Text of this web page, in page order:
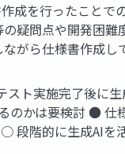
成を行ったこと
疑問点や開発困難
がら仕様書作成
スト実施完了後に
のかは要検討 ● 仕
段階的に生成AI